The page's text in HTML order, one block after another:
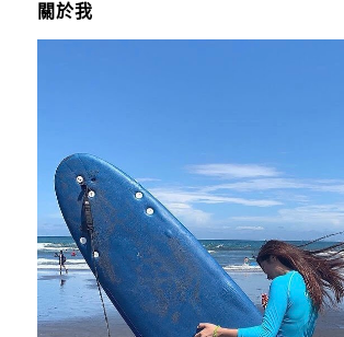
關於我